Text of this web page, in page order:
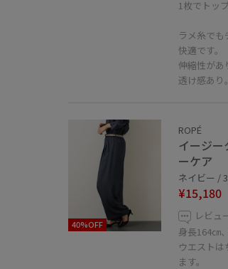
1枚でトッ
ラメ糸で
快適です。
伸縮性があ
透け感あり。
40%OFF
ROPÉ
イージ
ーケア
ネイビー /
¥15,180
レビュ
身長164㎝
ウエスト
ます。